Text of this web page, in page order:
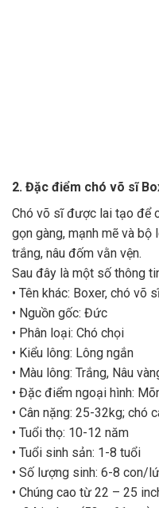
2. Đặc điểm chó võ sĩ
Chó võ sĩ được lai tạo để
gọn gàng, mạnh mẽ và
trắng, nâu đốm vằn vện.
Sau đây là một số thông
• Tên khác: Boxer, chó võ
• Nguồn gốc: Đức
• Phân loại: Chó chọi
• Kiểu lông: Lông ngắn
• Màu lông: Trắng, Nâu
• Đặc điểm ngoại hình:
• Cân nặng: 25-32kg; chó
• Tuổi thọ: 10-12 năm
• Tuổi sinh sản: 1-8 tuổi
• Số lượng sinh: 6-8 con/
• Chúng cao từ 22 – 25